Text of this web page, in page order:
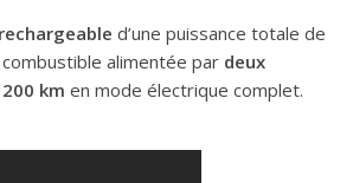
rechargeable d’une puissance totale de
alimentée par deux
200 km en mode électrique complet.